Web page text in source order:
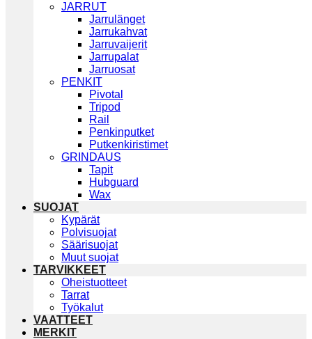
JARRUT
Jarrulänget
Jarrukahvat
Jarruvaijerit
Jarrupalat
Jarruosat
PENKIT
Pivotal
Tripod
Rail
Penkinputket
Putkenkiristimet
GRINDAUS
Tapit
Hubguard
Wax
SUOJAT
Kypärät
Polvisuojat
Säärisuojat
Muut suojat
TARVIKKEET
Oheistuotteet
Tarrat
Työkalut
VAATTEET
MERKIT